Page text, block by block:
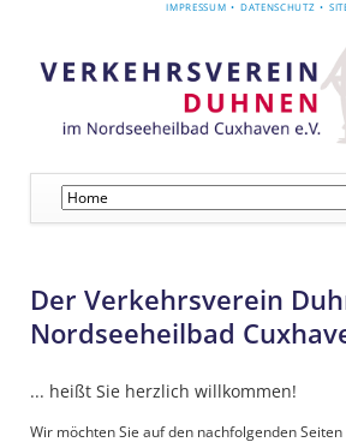
NAVIGATION
IMPRESSUM DATENSCHUTZ
Navigation
überspringen
Der Verkehrsverein
Nordseeheilbad
... heißt Sie herzlich willkommen!
Wir möchten Sie auf den nachfolgenden